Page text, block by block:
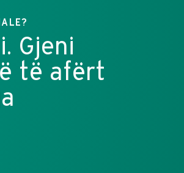
Gjeni
të afërt